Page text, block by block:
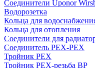
Соединители Uponor
Водорозетка
Кольца для
Кольца для отопления
Соединители для
Соединитель PEX-PEX
Тройник PEX
Тройник PEX-резьба ВР